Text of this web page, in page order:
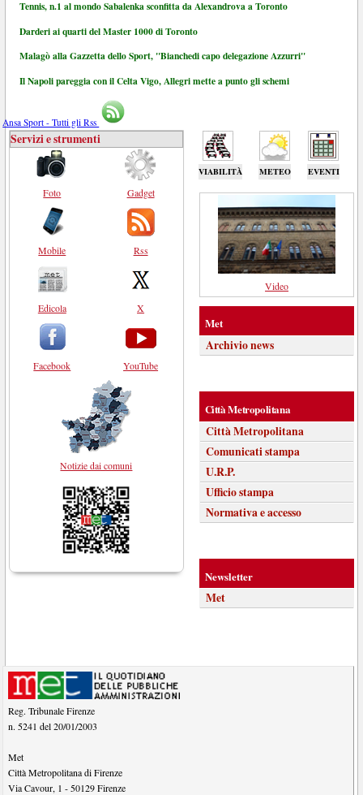
Tennis, n.1 al mondo Sabalenka sconfitta da Alexandrova a Toronto
Darderi ai quarti del Master 1000 di Toronto
Malagò alla Gazzetta dello Sport, "Bianchedi capo delegazione Azzurri"
Il Napoli pareggia con il Celta Vigo, Allegri mette a punto gli schemi
Ansa Sport - Tutti gli Rss
VIABILITÀ METEO EVENTI
Servizi e strumenti
Foto
Mobile
Edicola
Facebook
Gadget
Rss
X
YouTube
Notizie dai comuni
Video
Met
Archivio news
Città Metropolitana
Città Metropolitana
Comunicati stampa
U.R.P.
Ufficio stampa
Normativa e accesso
Newsletter
Met
Reg. Tribunale Firenze
n. 5241 del 20/01/2003
Met
Città Metropolitana di Firenze
Via Cavour, 1 - 50129 Firenze